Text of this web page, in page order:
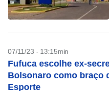
07/11/23 - 13:15min
Fufuca escolhe ex-
Bolsonaro como braço
Esporte